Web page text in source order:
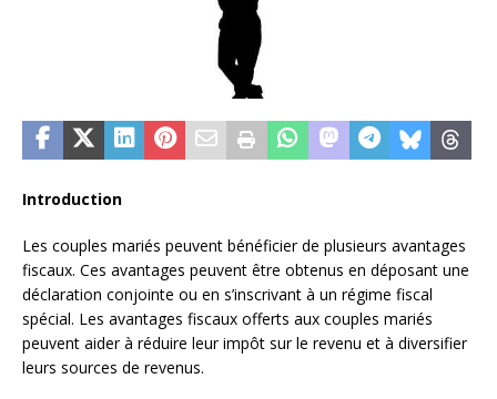
Introduction
Les couples mariés peuvent bénéficier de plusieurs avantages
fiscaux. Ces avantages peuvent être obtenus en déposant une
déclaration conjointe ou en s’inscrivant à un régime fiscal
spécial. Les avantages fiscaux offerts aux couples mariés
peuvent aider à réduire leur impôt sur le revenu et à diversifier
leurs sources de revenus.